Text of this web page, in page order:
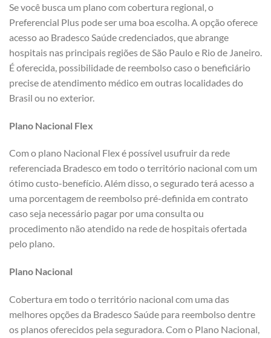
Se você busca um plano com cobertura regional, o
Preferencial Plus pode ser uma boa escolha. A opção oferece
acesso ao Bradesco Saúde credenciados, que abrange
hospitais nas principais regiões de São Paulo e Rio de Janeiro.
É oferecida, possibilidade de reembolso caso o beneficiário
precise de atendimento médico em outras localidades do
Brasil ou no exterior.
Plano Nacional Flex
Com o plano Nacional Flex é possível usufruir da rede
referenciada Bradesco em todo o território nacional com um
ótimo custo-benefício. Além disso, o segurado terá acesso a
uma porcentagem de reembolso pré-definida em contrato
caso seja necessário pagar por uma consulta ou
procedimento não atendido na rede de hospitais ofertada
pelo plano.
Plano Nacional
Cobertura em todo o território nacional com uma das
melhores opções da Bradesco Saúde para reembolso dentre
os planos oferecidos pela seguradora. Com o Plano Nacional,